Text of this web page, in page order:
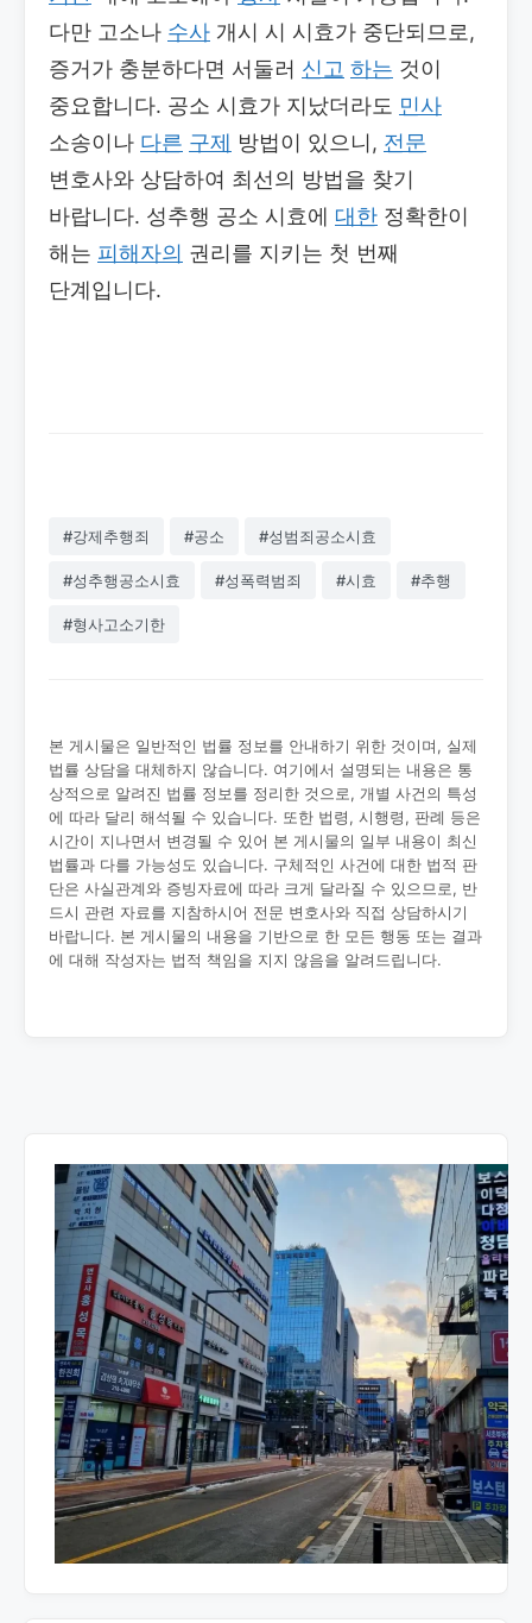
다만 고소나 수사 개시 시 시효가 중단되므로,
증거가 충분하다면 서둘러 신고 하는 것이
중요합니다. 공소 시효가 지났더라도 민사
소송이나 다른 구제 방법이 있으니, 전문
변호사와 상담하여 최선의 방법을 찾기
바랍니다. 성추행 공소 시효에 대한 정확한이
해는 피해자의 권리를 지키는 첫 번째
단계입니다.
#강제추행죄 #공소 #성범죄공소시효
#성추행공소시효 #성폭력범죄 #시효 #추행
#형사고소기한
본 게시물은 일반적인 법률 정보를 안내하기 위한 것이며, 실제
법률 상담을 대체하지 않습니다. 여기에서 설명되는 내용은 통
상적으로 알려진 법률 정보를 정리한 것으로, 개별 사건의 특성
에 따라 달리 해석될 수 있습니다. 또한 법령, 시행령, 판례 등은
시간이 지나면서 변경될 수 있어 본 게시물의 일부 내용이 최신
법률과 다를 가능성도 있습니다. 구체적인 사건에 대한 법적 판
단은 사실관계와 증빙자료에 따라 크게 달라질 수 있으므로, 반
드시 관련 자료를 지참하시어 전문 변호사와 직접 상담하시기
바랍니다. 본 게시물의 내용을 기반으로 한 모든 행동 또는 결과
에 대해 작성자는 법적 책임을 지지 않음을 알려드립니다.